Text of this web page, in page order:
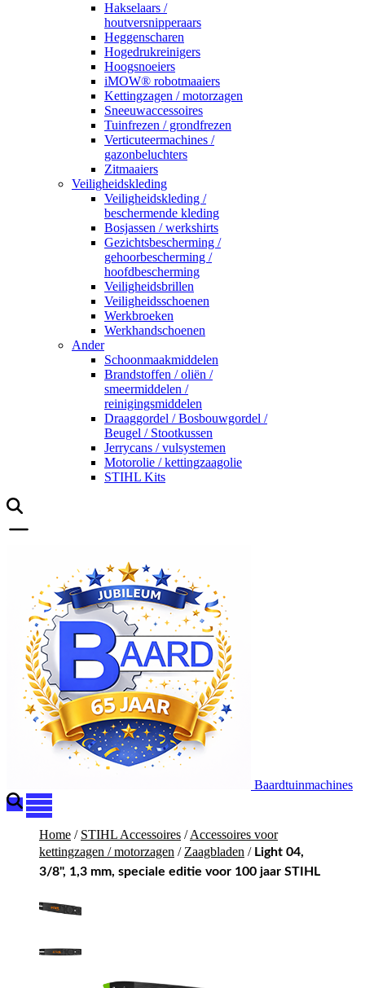
Hakselaars /
houtversnipperaars
Heggenscharen
Hogedrukreinigers
Hoogsnoeiers
iMOW® robotmaaiers
Kettingzagen / motorzagen
Sneeuwaccessoires
Tuinfrezen / grondfrezen
Verticuteermachines /
gazonbeluchters
Zitmaaiers
Veiligheidskleding
Veiligheidskleding /
beschermende kleding
Bosjassen / werkshirts
Gezichtsbescherming /
gehoorbescherming /
hoofdbescherming
Veiligheidsbrillen
Veiligheidsschoenen
Werkbroeken
Werkhandschoenen
Ander
Schoonmaakmiddelen
Brandstoffen / oliën /
smeermiddelen /
reinigingsmiddelen
Draaggordel / Bosbouwgordel /
Beugel / Stootkussen
Jerrycans / vulsystemen
Motorolie / kettingzaagolie
STIHL Kits
Baardtuinmachines
Home / STIHL Accessoires /Accessoires voor
kettingzagen / motorzagen / Zaagbladen / Light 04,
3/8", 1,3 mm, speciale editie voor 100 jaar STIHL